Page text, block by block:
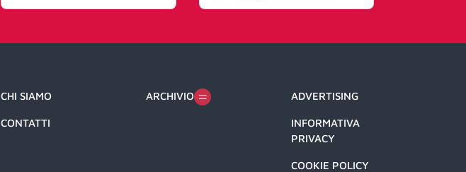
CHI SIAMO
CONTATTI
ARCHIVIO ADVERTISING
INFORMATIVA
PRIVACY
COOKIE POLICY